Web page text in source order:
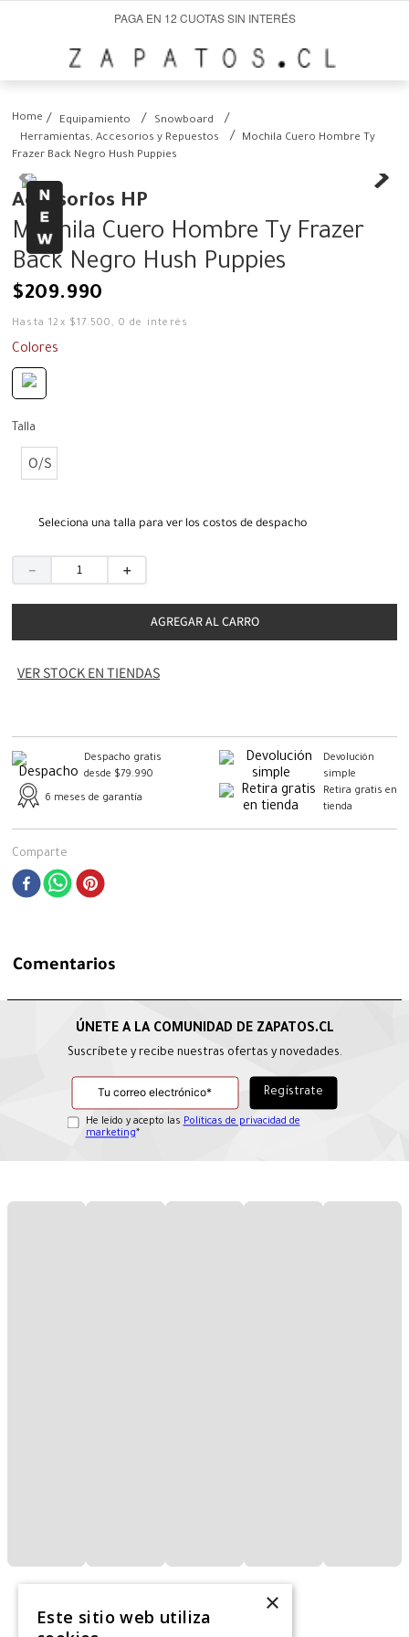
PAGA EN 12 CUOTAS SIN INTERÉS
Equipamiento
Snowboard
Herramientas, Accesorios y Repuestos
Mochila Cuero Hombre Ty
Frazer Back Negro Hush Puppies
Accesorios HP
Mochila Cuero Hombre Ty Frazer
Back Negro Hush Puppies
$209.990
Hasta12 x $17. 500 , 0 de interés
Colores
Talla
O/S
Seleciona una talla para ver los costos de despacho
＋
－
AGREGAR AL CARRO
VER STOCK EN TIENDAS
Despacho gratis
desde $79.990
Devolución
simple
6 meses de garantía
Retira gratis en
tienda
Comparte
Comentarios
Suscríbete y recibe nuestras ofertas y novedades.
He leído y acepto las Políticas de privacidad de
marketing*
×
Este sitio web utiliza